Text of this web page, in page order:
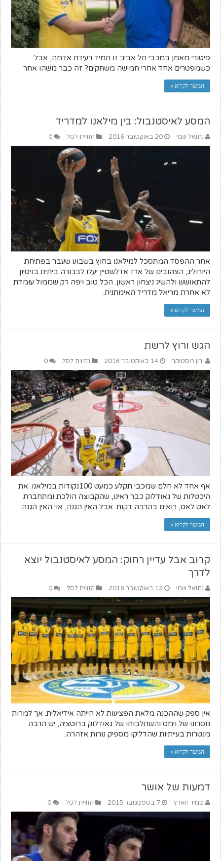
פיטורי מאמן במכבי תל אביב זו תמיד רעידת אדמה, אבל
כשמפטרים אחד אחרי חמישה משחקים? זה כבר משהו אחר
המשך לקרוא »
המסע לאיסטנבול: בין מילאנו למדריד
נתנאל שמי 20 באוקטובר 2016 הזווית לסל 0
אחר ההפסד המתסכל למילאנו בחוץ בשבוע שעבר בפתיחת
היורוליג, הצהובים של ארז אדלשטיין יעלו לבכורה ביתית בניסיון
להתאושש ולהשיג ניצחון ראשון. הכל טוב ויפה רק שממול עומדת
לא אחרת מריאל מדריד האימתנית.
המשך לקרוא »
הגש ורוץ לרשת
ירון רוסטוקר 14 באוקטובר 2016 הזווית לסל 0
אף אחד לא חלם שמכבי תקלע כמעט 100נקודות במילאנו. את
היכטלות של גאודלוק כבר ראינו, שהקבוצה הולכת ומתחברת
לאט לאט, רואים בהרבה דקות. אבל האין הגנה, אוי האין הגנה.
המשך לקרוא »
קרוב אבל עדיין רחוק: המסע לאיסטנבול יוצא
לדרך
נתנאל שמי 12 באוקטובר 2016 הזווית לסל 0
אין ספק שההכנה מלאת הפציעות לא הייתה אידיאלית. אך למרות
חסרונו של וימס והשתלבותו של גאודלוק ברוטציה, יש הרבה
מנטרות בעייתיות שהדליקו מספיק נורות אזהרה.
המשך לקרוא »
דמעות של אושר
טמיר זוארץ 7 בספטמבר 2015 הזווית לסל 0